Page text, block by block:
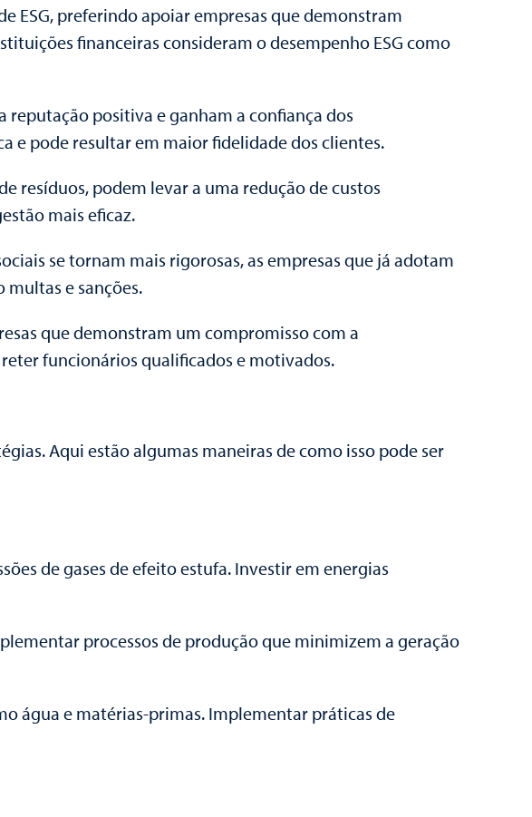
ESG, preferindo apoiar empresas que demonstram
financeiras consideram o desempenho ESG como
reputação positiva e ganham a confiança dos
e pode resultar em maior fidelidade dos clientes.
resíduos, podem levar a uma redução de custos
mais eficaz.
se tornam mais rigorosas, as empresas que já adotam
multas e sanções.
que demonstram um compromisso com a
funcionários qualificados e motivados.
Aqui estão algumas maneiras de como isso pode ser
de gases de efeito estufa. Investir em energias
processos de produção que minimizem a geração
água e matérias-primas. Implementar práticas de